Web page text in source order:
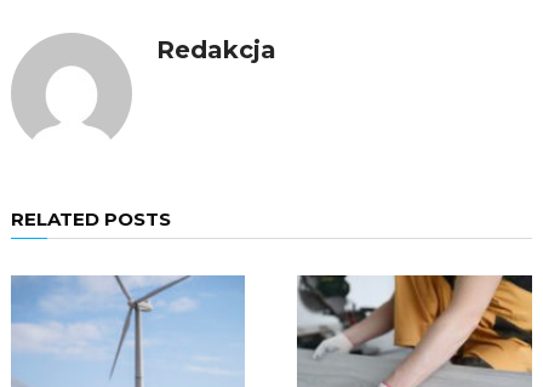
Redakcja
RELATED POSTS